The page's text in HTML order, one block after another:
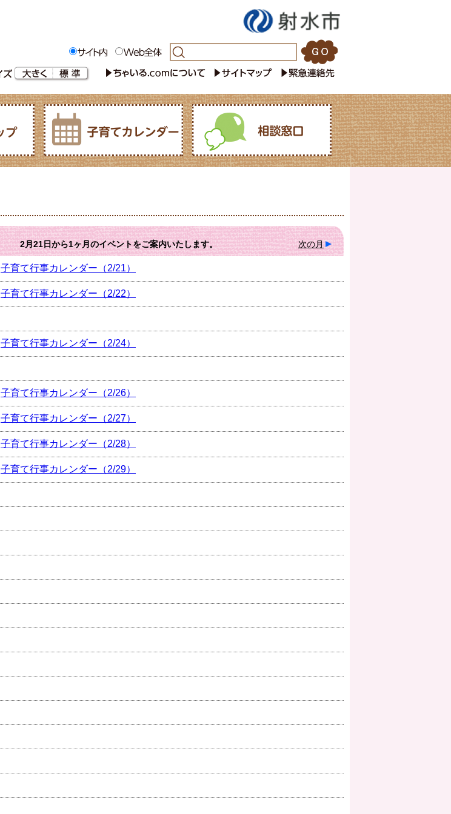
2月21日から1ヶ月のイベントをご案内いたします。 次の月
子育て行事カレンダー（2/21）
子育て行事カレンダー（2/22）
子育て行事カレンダー（2/24）
子育て行事カレンダー（2/26）
子育て行事カレンダー（2/27）
子育て行事カレンダー（2/28）
子育て行事カレンダー（2/29）